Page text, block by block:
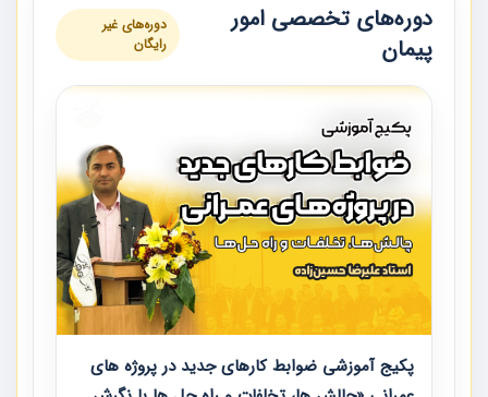
دوره‌های تخصصی امور
پیمان
دوره‌های غیر
رایگان
پکیج آموزشی ضوابط کارهای جدید در پروژه های